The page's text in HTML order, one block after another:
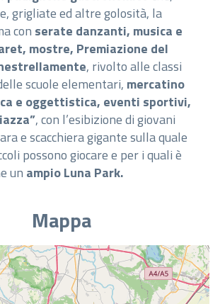
grigliate ed altre golosità, la
con serate danzanti, musica e
mostre, Premiazione del
, rivolto alle classi
scuole elementari, mercatino
e oggettistica, eventi sportivi,
, con l’esibizione di giovani
e scacchiera gigante sulla quale
possono giocare e per i quali è
un ampio Luna Park.
Mappa